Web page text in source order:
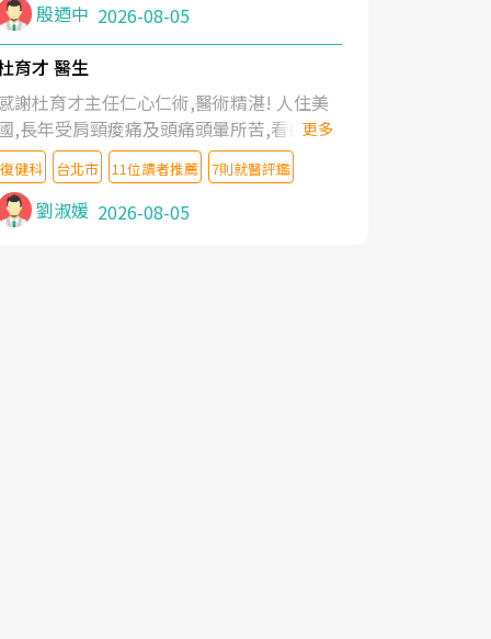
殷迺中 2026-08-05
育才 醫生
謝杜育才主任仁心仁術,醫術精湛! 人住美
,長年受肩頸痠痛及頭痛頭暈所苦,看遍名醫
授,做了各種檢查,也嘗試過西醫打針,中醫
灸及物理徒手治療都沒有用,後來連吃到嗎
類止痛藥都效果有限,只是壓症狀,沒多久就
起來,多年失眠嚴重影響生活品質. 台灣親
更多
復健科 台北市 11位讀者推薦 7則就醫評鑑
劉淑媛 2026-08-05